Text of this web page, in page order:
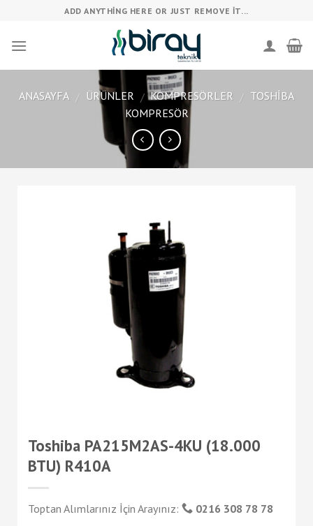
content
ADD ANYTHING HERE OR JUST REMOVE IT...
ANASAYFA / ÜRÜNLER / KOMPRESÖRLER / TOSHIBA
KOMPRESÖR
Toshiba PA215M2AS-4KU (18.000
BTU) R410A
Toptan Alımlarınız İçin Arayınız: 0216 308 78 78